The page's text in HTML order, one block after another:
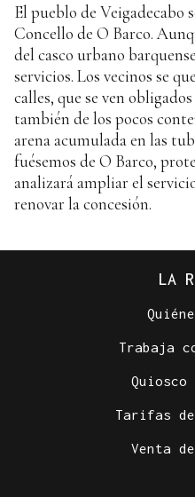
El pueblo de Veigadecabo
Concello de O Barco.
del casco urbano
servicios. Los vecinos se
calles, que se ven
también de los pocos
arena acumulada en las
fuésemos de O Barco,
analizará ampliar el
renovar la concesión.
LA
Trabaja
Quiosco
Tarifas
Venta